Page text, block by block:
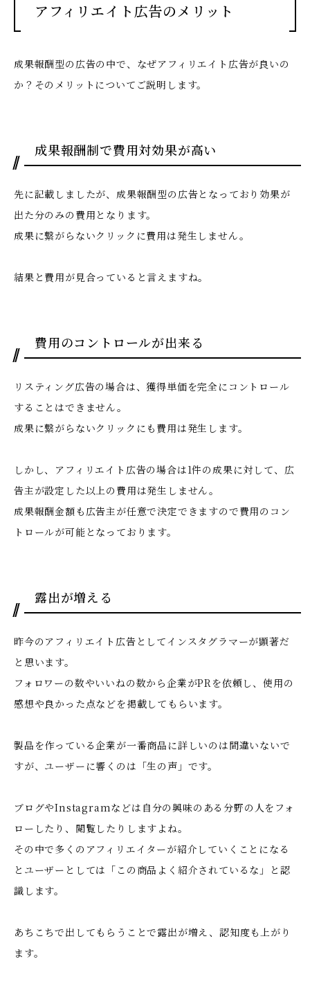
アフィリエイト広告のメリット
成果報酬型の広告の中で、なぜアフィリエイト広告が良いの
か？そのメリットについてご説明します。
成果報酬制で費用対効果が高い
先に記載しましたが、成果報酬型の広告となっており効果が
出た分のみの費用となります。
成果に繋がらないクリックに費用は発生しません。
結果と費用が見合っていると言えますね。
費用のコントロールが出来る
リスティング広告の場合は、獲得単価を完全にコントロール
することはできません。
成果に繋がらないクリックにも費用は発生します。
しかし、アフィリエイト広告の場合は1件の成果に対して、広
告主が設定した以上の費用は発生しません。
成果報酬金額も広告主が任意で決定できますので費用のコン
トロールが可能となっております。
露出が増える
昨今のアフィリエイト広告としてインスタグラマーが顕著だ
と思います。
フォロワーの数やいいねの数から企業がPRを依頼し、使用の
感想や良かった点などを掲載してもらいます。
製品を作っている企業が一番商品に詳しいのは間違いないで
すが、ユーザーに響くのは「生の声」です。
ブログやInstagramなどは自分の興味のある分野の人をフォ
ローしたり、閲覧したりしますよね。
その中で多くのアフィリエイターが紹介していくことになる
とユーザーとしては「この商品よく紹介されているな」と認
識します。
あちこちで出してもらうことで露出が増え、認知度も上がり
ます。